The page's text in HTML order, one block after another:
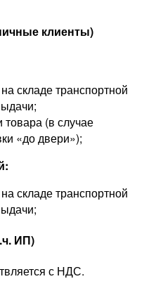
клиенты)
складе транспортной
товара (в случае
«до двери»);
складе транспортной
ИП)
с НДС.